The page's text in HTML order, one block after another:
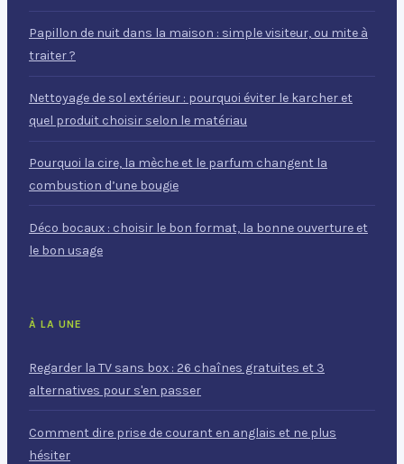
Papillon de nuit dans la maison : simple visiteur, ou mite à
traiter ?
Nettoyage de sol extérieur : pourquoi éviter le karcher et
quel produit choisir selon le matériau
Pourquoi la cire, la mèche et le parfum changent la
combustion d’une bougie
Déco bocaux : choisir le bon format, la bonne ouverture et
le bon usage
À LA UNE
Regarder la TV sans box : 26 chaînes gratuites et 3
alternatives pour s'en passer
Comment dire prise de courant en anglais et ne plus
hésiter